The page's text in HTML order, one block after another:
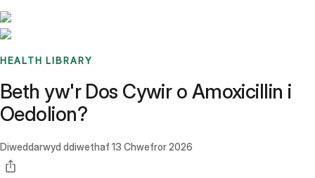
HEALTH LIBRARY
Beth yw'r Dos Cywir o Amoxicillin i
Oedolion?
Diweddarwyd ddiwethaf 13 Chwefror 2026